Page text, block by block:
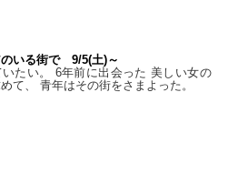
のいる街で 9/5(土)～
いたい。 6年前に出会った 美しい女の
て、 青年はその街をさまよった。